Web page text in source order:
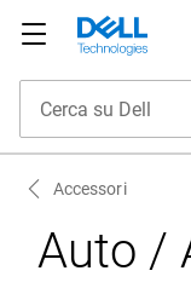
Accessori
Auto /